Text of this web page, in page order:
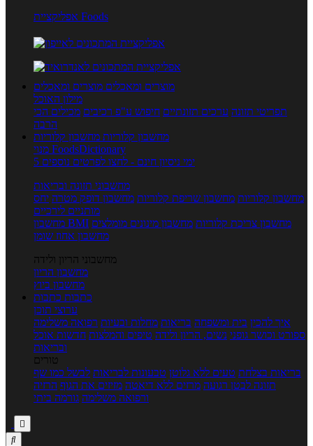
אפליקציית Foods
מוצרים ומאכלים מוצרים ומאכלים
מילון האוכל
תפריטי תזונה ערכים תזונתיים חיפוש ע"פ רכיבים מכילים הכי
הרבה
מחשבון קלוריות מחשבון קלוריות
מנוי FoodsDictionary
5 ימי ניסיון חינם - לחצו לפרטים נוספים
מחשבוני תזונה ובריאות
מחשבון קלוריות מחשבון שריפת קלוריות מחשבון דופק מטרה יחס
מותניים לירכיים
מחשבון BMI
מחשבון צריכת קלוריות מחשבון מינונים מומלצים
מחשבון אחוז שומן
מחשבוני הריון ולידה
מחשבון הריון
מחשבון ביוץ
כתבות כתבות
ערוצי תוכן
איך להכין בית ומשפחה בריאות מחלות ובעיות רפואה משלימה
ספורט וכושר גופני נשים, הריון ולידה טיפים והמלצות חדשות אוכל
ובריאות
טורים
בריאות בצלחת טעים ללא גלוטן טבעונות לבריאות לבשל כמו שף
תזונה לבטן רגועה מרזים ללא דיאטה מזיזים את הגוף הרזיה
ורפואה משלימה גורמה ביתי

